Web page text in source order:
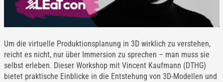
Um die virtuelle Produktionsplanung in 3D wirklich zu verstehen,
reicht es nicht, nur über Immersion zu sprechen – man muss sie
selbst erleben. Dieser Workshop mit Vincent Kaufmann (DTHG)
bietet praktische Einblicke in die Entstehung von 3D-Modellen und